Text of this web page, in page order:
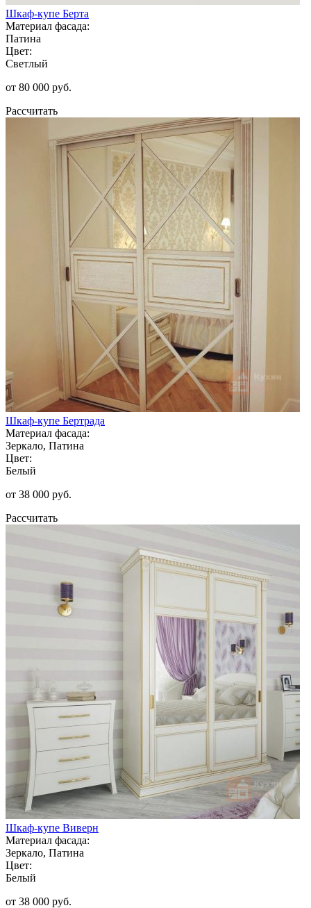
Шкаф-купе Берта
Материал фасада:
Патина
Цвет:
Светлый
от 80 000 руб.
Рассчитать
Шкаф-купе Бертрада
Материал фасада:
Зеркало, Патина
Цвет:
Белый
от 38 000 руб.
Рассчитать
Шкаф-купе Виверн
Материал фасада:
Зеркало, Патина
Цвет:
Белый
от 38 000 руб.